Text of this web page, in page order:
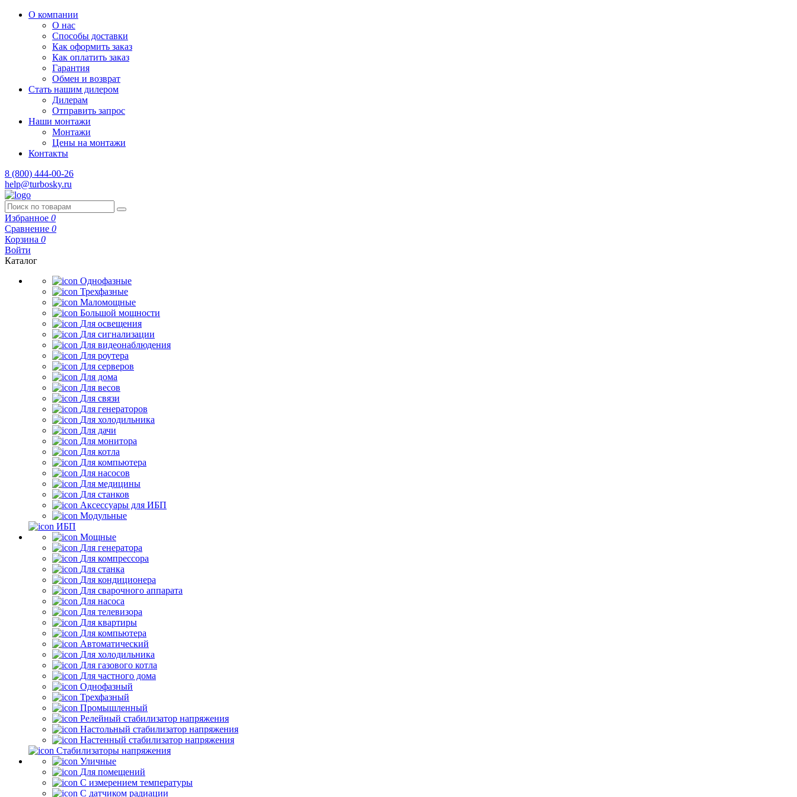
О компании
О нас
Способы доставки
Как оформить заказ
Как оплатить заказ
Гарантия
Обмен и возврат
Стать нашим дилером
Дилерам
Отправить запрос
Наши монтажи
Монтажи
Цены на монтажи
Контакты
8 (800) 444-00-26
help@turbosky.ru
Избранное 0
Сравнение 0
Корзина 0
Войти
Каталог
Однофазные
Трехфазные
Маломощные
Большой мощности
Для освещения
Для сигнализации
Для видеонаблюдения
Для роутера
Для серверов
Для дома
Для весов
Для связи
Для генераторов
Для холодильника
Для дачи
Для монитора
Для котла
Для компьютера
Для насосов
Для медицины
Для станков
Аксессуары для ИБП
Модульные
ИБП
Мощные
Для генератора
Для компрессора
Для станка
Для кондиционера
Для сварочного аппарата
Для насоса
Для телевизора
Для квартиры
Для компьютера
Автоматический
Для холодильника
Для газового котла
Для частного дома
Однофазный
Трехфазный
Промышленный
Релейный стабилизатор напряжения
Настольный стабилизатор напряжения
Настенный стабилизатор напряжения
Стабилизаторы напряжения
Уличные
Для помещений
С измерением температуры
С датчиком радиации